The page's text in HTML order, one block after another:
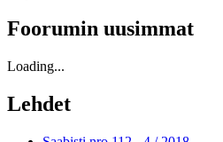
Foorumin uusimmat
Loading...
Lehdet